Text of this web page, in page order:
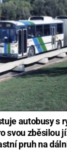
autobusy s
svou zběsilou
pruh na